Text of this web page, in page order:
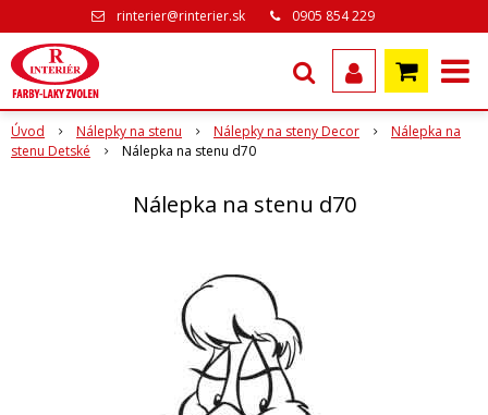
rinterier@rinterier.sk 0905 854 229
Úvod Nálepky na stenu Nálepky na steny Decor
Nálepka na
stenu Detské
Nálepka na stenu d70
Nálepka na stenu d70